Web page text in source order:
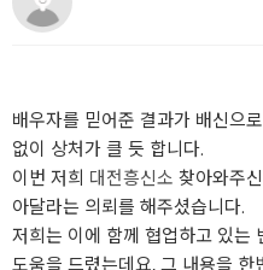
배우자를 믿어준 결과가 배신으
없이 상처가 클 듯 합니다.
이번 저희 대전흥신소 찾아와주
아달라는 의뢰를 해주셨습니다.
저희는 이에 함께 협업하고 있는
도움을 드렸는데요, 그 내용을 한